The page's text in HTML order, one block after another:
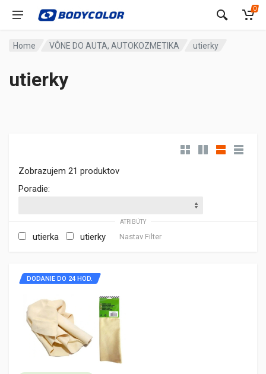
0
Home VÔNE DO AUTA, AUTOKOZMETIKA utierky
utierky
Zobrazujem 21 produktov
Poradie:
ATRIBÚTY
utierka utierky Nastav Filter
DODANIE DO 24 HOD.